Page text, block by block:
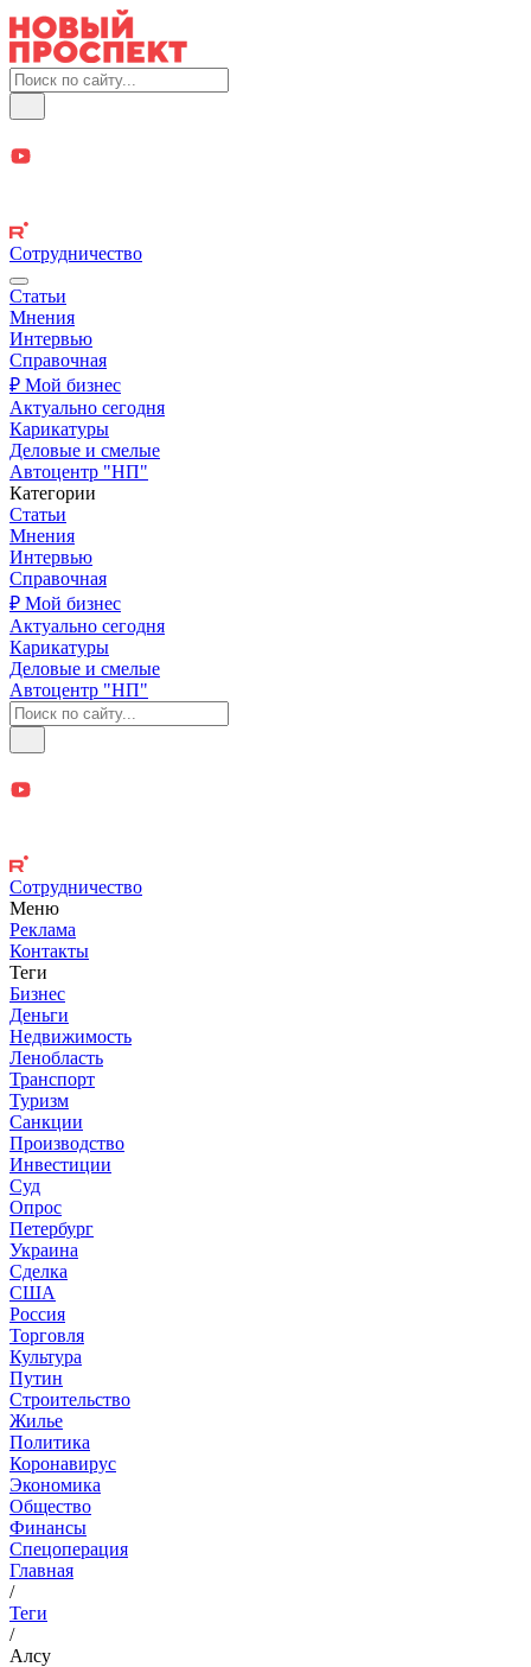
Сотрудничество
Статьи
Мнения
Интервью
Справочная
₽ Мой бизнес
Актуально сегодня
Карикатуры
Деловые и смелые
Автоцентр "НП"
Категории
Статьи
Мнения
Интервью
Справочная
₽ Мой бизнес
Актуально сегодня
Карикатуры
Деловые и смелые
Автоцентр "НП"
Сотрудничество
Меню
Реклама
Контакты
Теги
Бизнес
Деньги
Недвижимость
Ленобласть
Транспорт
Туризм
Санкции
Производство
Инвестиции
Суд
Опрос
Петербург
Украина
Сделка
США
Россия
Торговля
Культура
Путин
Строительство
Жилье
Политика
Коронавирус
Экономика
Общество
Финансы
Спецоперация
Главная
/
Теги
/
Алсу